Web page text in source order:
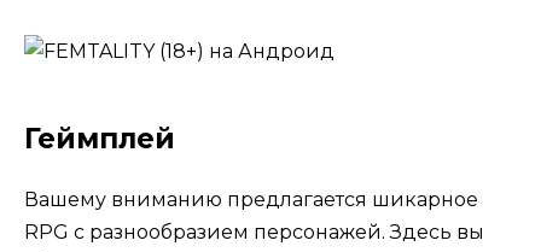
Геймплей
Вашему вниманию предлагается шикарное
RPG с разнообразием персонажей. Здесь вы